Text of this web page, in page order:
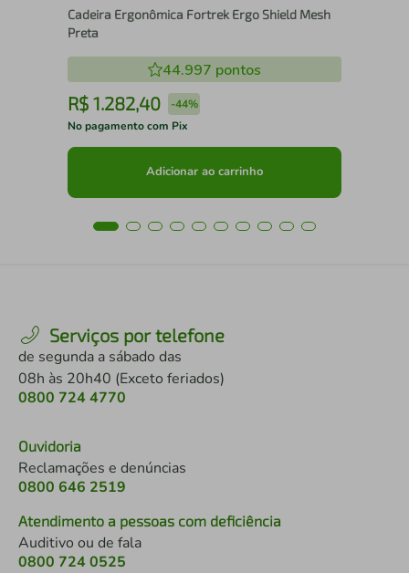
Cadeira Ergonômica Fortrek Ergo Shield Mesh
Preta
44.997 pontos
R$ 1.282,40 -44%
No pagamento com Pix
Adicionar ao carrinho
Serviços por telefone
de segunda a sábado das
08h às 20h40 (Exceto feriados)
0800 724 4770
Ouvidoria
Reclamações e denúncias
0800 646 2519
Atendimento a pessoas com deficiência
Auditivo ou de fala
0800 724 0525